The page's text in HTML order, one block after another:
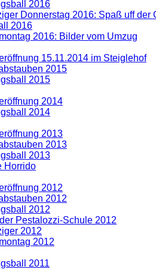
2016
Donnerstag 2016: Spaß uff der
2016
2016: Bilder vom Umzug
15.11.2014 im Steiglehof
2015
2015
2014
2014
2013
2013
2013
Horrido
2012
2012
2012
Pestalozzi-Schule 2012
2012
2012
2011